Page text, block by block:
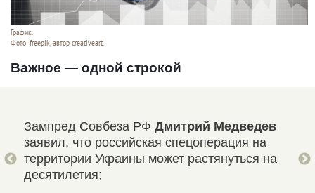
График.
Фото: freepik, автор creativeart.
Важное — одной строкой
Зампред Совбеза РФ Дмитрий Медведев
заявил, что российская спецоперация на
территории Украины может растянуться на
десятилетия;